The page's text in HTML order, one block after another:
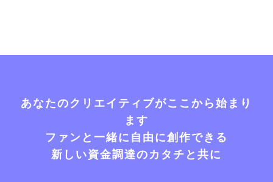
あなたのクリエイティブがここから始まり
ます
ファンと一緒に自由に創作できる
新しい資金調達のカタチと共に